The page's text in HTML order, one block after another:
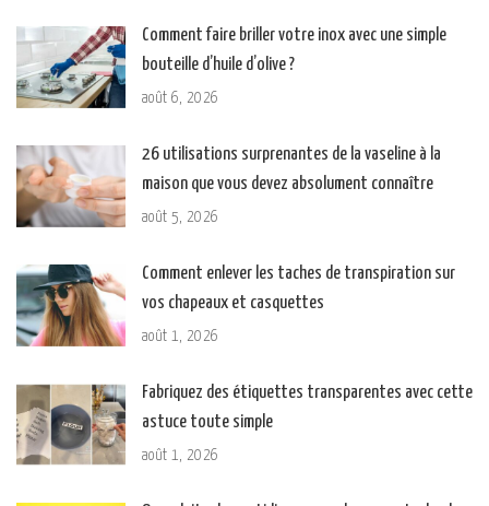
Comment faire briller votre inox avec une simple
bouteille d’huile d’olive ?
août 6, 2026
26 utilisations surprenantes de la vaseline à la
maison que vous devez absolument connaître
août 5, 2026
Comment enlever les taches de transpiration sur
vos chapeaux et casquettes
août 1, 2026
Fabriquez des étiquettes transparentes avec cette
astuce toute simple
août 1, 2026